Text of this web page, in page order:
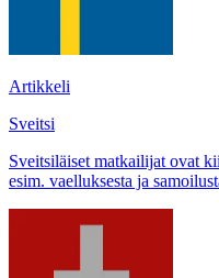
Artikkeli
Sveitsi
Sveitsiläiset matkailijat ovat
esim. vaelluksesta ja